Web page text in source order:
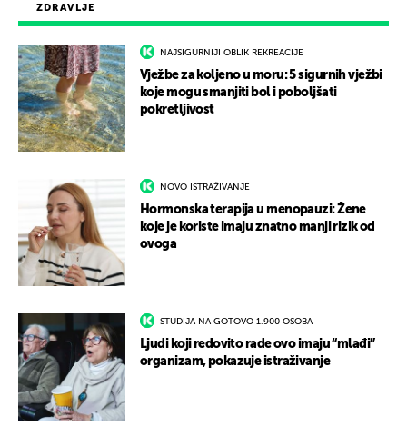
ZDRAVLJE
NAJSIGURNIJI OBLIK REKREACIJE
Vježbe za koljeno u moru: 5 sigurnih vježbi
koje mogu smanjiti bol i poboljšati
pokretljivost
NOVO ISTRAŽIVANJE
Hormonska terapija u menopauzi: Žene
koje je koriste imaju znatno manji rizik od
ovoga
STUDIJA NA GOTOVO 1.900 OSOBA
Ljudi koji redovito rade ovo imaju “mlađi”
organizam, pokazuje istraživanje